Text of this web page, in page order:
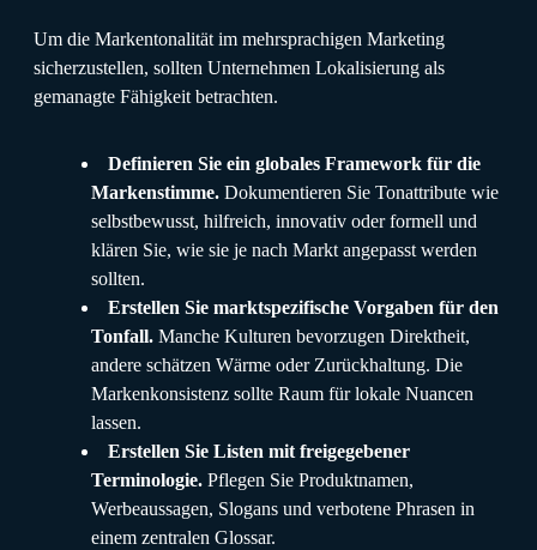
Um die Markentonalität im mehrsprachigen Marketing
sicherzustellen, sollten Unternehmen Lokalisierung als
gemanagte Fähigkeit betrachten.
Definieren Sie ein globales Framework für die
Markenstimme. Dokumentieren Sie Tonattribute wie
selbstbewusst, hilfreich, innovativ oder formell und
klären Sie, wie sie je nach Markt angepasst werden
sollten.
Erstellen Sie marktspezifische Vorgaben für den
Tonfall. Manche Kulturen bevorzugen Direktheit,
andere schätzen Wärme oder Zurückhaltung. Die
Markenkonsistenz sollte Raum für lokale Nuancen
lassen.
Erstellen Sie Listen mit freigegebener
Terminologie. Pflegen Sie Produktnamen,
Werbeaussagen, Slogans und verbotene Phrasen in
einem zentralen Glossar.